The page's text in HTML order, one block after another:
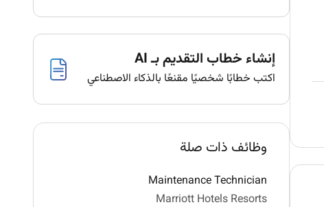
إنشاء خطاب التقديم بـ AI
اكتب خطابًا شخصيًا مقنعًا بالذكاء الاصطناعي
وظائف ذات صلة
Maintenance Technician
Marriott Hotels Resorts